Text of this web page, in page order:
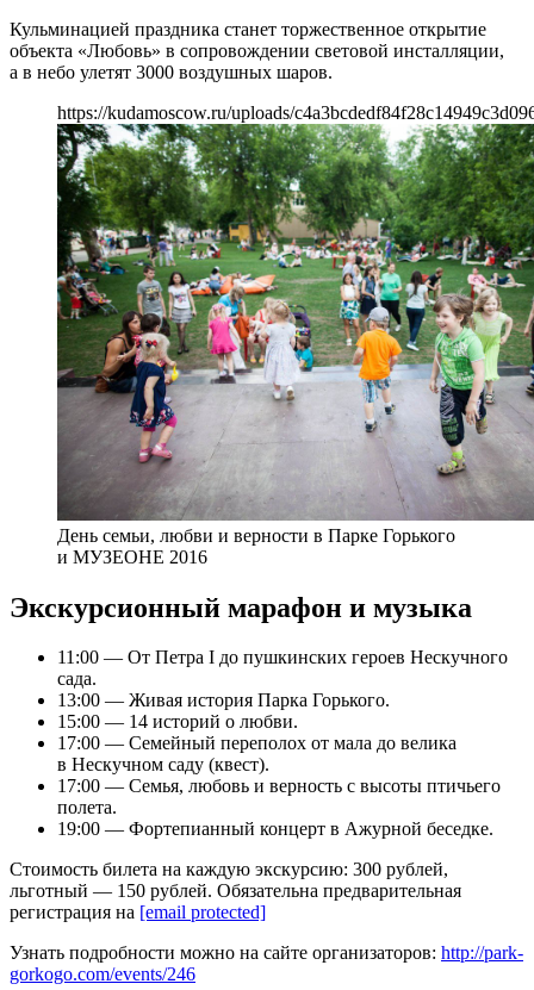
Кульминацией праздника станет торжественное открытие
объекта «Любовь» в сопровождении световой инсталляции,
а в небо улетят 3000 воздушных шаров.
https://kudamoscow.ru/uploads/
День семьи, любви и верности в Парке Горького
и МУЗЕОНЕ 2016
Экскурсионный марафон и музыка
11:00 — От Петра I до пушкинских героев Нескучного
сада.
13:00 — Живая история Парка Горького.
15:00 — 14 историй о любви.
17:00 — Семейный переполох от мала до велика
в Нескучном саду (квест).
17:00 — Семья, любовь и верность с высоты птичьего
полета.
19:00 — Фортепианный концерт в Ажурной беседке.
Стоимость билета на каждую экскурсию: 300 рублей,
льготный — 150 рублей. Обязательна предварительная
регистрация на [email protected]
Узнать подробности можно на сайте организаторов: http://park-
gorkogo.com/events/246